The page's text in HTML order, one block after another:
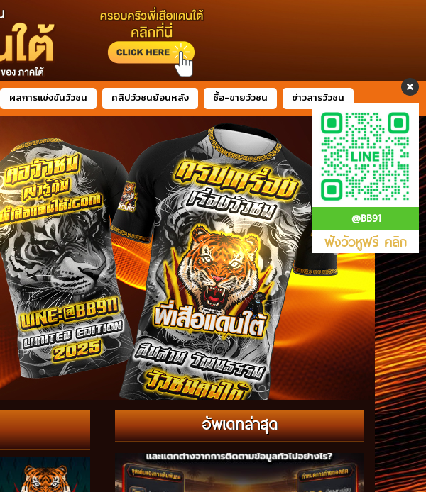
@BB91
ฟังวัวหูฟรี คลิก
ผลการแข่งขันวัวชน คลิปวัวชนย้อนหลัง ซื้อ-ขายวัวชน ข่าวสารวัวชน
อัพเดทล่าสุด